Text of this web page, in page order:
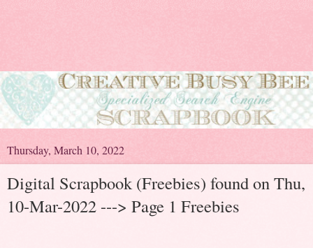
Thursday, March 10, 2022
Digital Scrapbook (Freebies) found on Thu,
10-Mar-2022 ---> Page 1 Freebies